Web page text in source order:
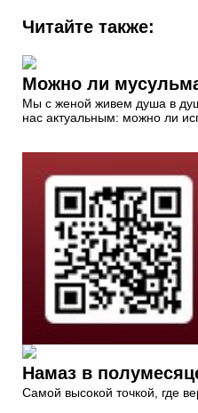
Читайте также:
Можно ли
Мы с женой живем душа в
нас актуальным: можно ли
Намаз в
Самой высокой точкой, где